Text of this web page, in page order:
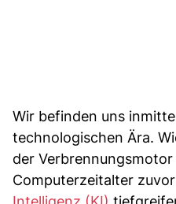
Wir befinden uns
technologischen Ära.
der Verbrennungsmotor
Computerzeitalter zuvor